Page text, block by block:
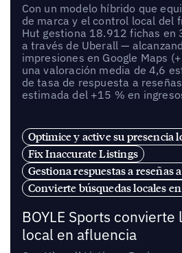
Con un modelo híbrido que
de marca y el control local del
Hut gestiona 18.912 fichas en
a través de Uberall —
impresiones en Google Maps
una valoración media de 4,6
de tasa de respuesta a
estimada del +15 % en
Optimice y active su presencia
Fix Inaccurate Listings
Gestiona respuestas a reseñas
Convierte búsquedas locales
BOYLE Sports convierte
local en afluencia